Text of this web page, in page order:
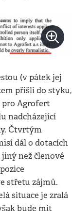
(v pátek jej
přišli do styku,
pro Agrofert
nadcházející
Čtvrtým
dál o dotacích
než členové
střetu zájmů.
situace je zralá
bude mít